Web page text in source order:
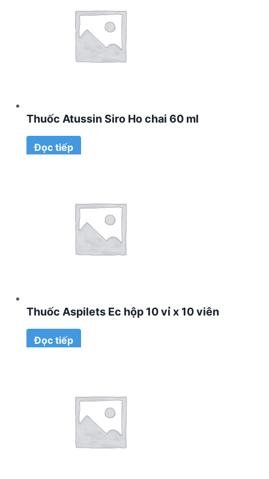
Thuốc Atussin Siro Ho chai 60 ml
Đọc tiếp
Thuốc Aspilets Ec hộp 10 vỉ x 10 viên
Đọc tiếp